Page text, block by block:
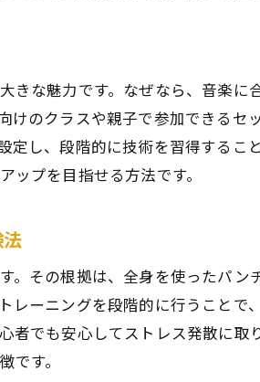
きな魅力です。なぜなら、音楽
けのクラスや親子で参加できる
定し、段階的に技術を習得する
プを目指せる方法です。
。その根拠は、全身を使ったパ
レーニングを段階的に行うこと
者でも安心してストレス発散に
す。